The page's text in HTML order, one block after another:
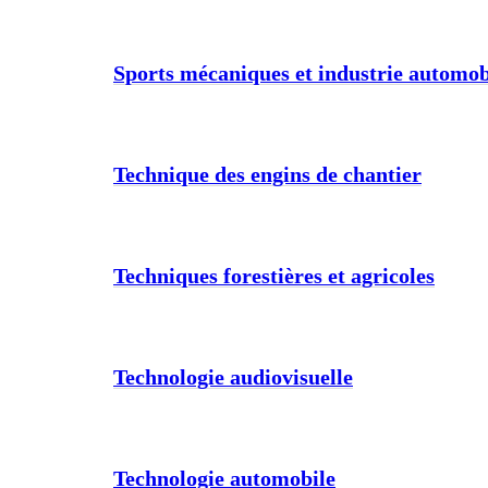
Sports mécaniques et industrie
Technique des engins de chantier
Techniques forestières et agricoles
Technologie audiovisuelle
Technologie automobile